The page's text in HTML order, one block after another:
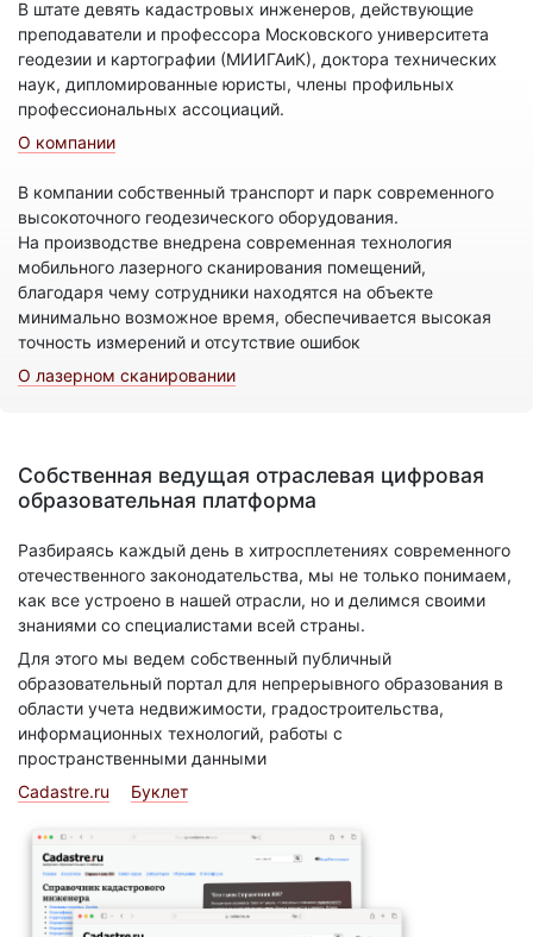
В штате девять кадастровых инженеров, действующие
преподаватели и профессора Московского университета
геодезии и картографии (МИИГАиК), доктора технических
наук, дипломированные юристы, члены профильных
профессиональных ассоциаций.
О компании
В компании собственный транспорт и парк современного
высокоточного геодезического оборудования.
На производстве внедрена современная технология
мобильного лазерного сканирования помещений,
благодаря чему сотрудники находятся на объекте
минимально возможное время, обеспечивается высокая
точность измерений и отсутствие ошибок
О лазерном сканировании
Собственная ведущая отраслевая цифровая
образовательная платформа
Разбираясь каждый день в хитросплетениях современного
отечественного законодательства, мы не только понимаем,
как все устроено в нашей отрасли, но и делимся своими
знаниями со специалистами всей страны.
Для этого мы ведем собственный публичный
образовательный портал для непрерывного образования в
области учета недвижимости, градостроительства,
информационных технологий, работы с
пространственными данными
Cadastre.ru
Буклет